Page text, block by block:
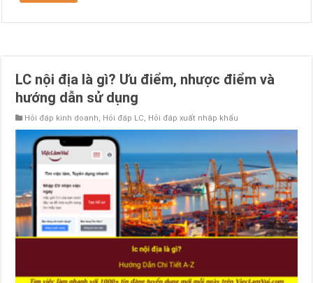
LC nội địa là gì? Ưu điểm, nhược điểm và
hướng dẫn sử dụng
Hỏi đáp kinh doanh, Hỏi đáp LC, Hỏi đáp xuất nhập khẩu